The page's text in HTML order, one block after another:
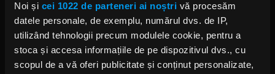
Noi și cei 1022 de parteneri ai noștri vă procesăm
datele personale, de exemplu, numărul dvs. de IP,
utilizând tehnologii precum modulele cookie, pentru a
stoca și accesa informațiile de pe dispozitivul dvs., cu
scopul de a vă oferi publicitate și conținut personalizate,
Ghost debutează live melodia
„Kaisarion”
JOI, 27 IANUARIE 2022